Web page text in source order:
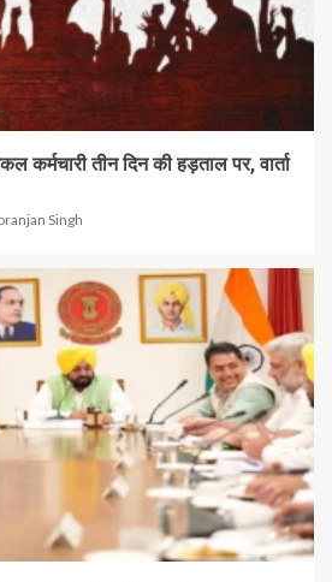
कर्मचारी तीन दिन की हड़ताल पर, वार्ता
Singh